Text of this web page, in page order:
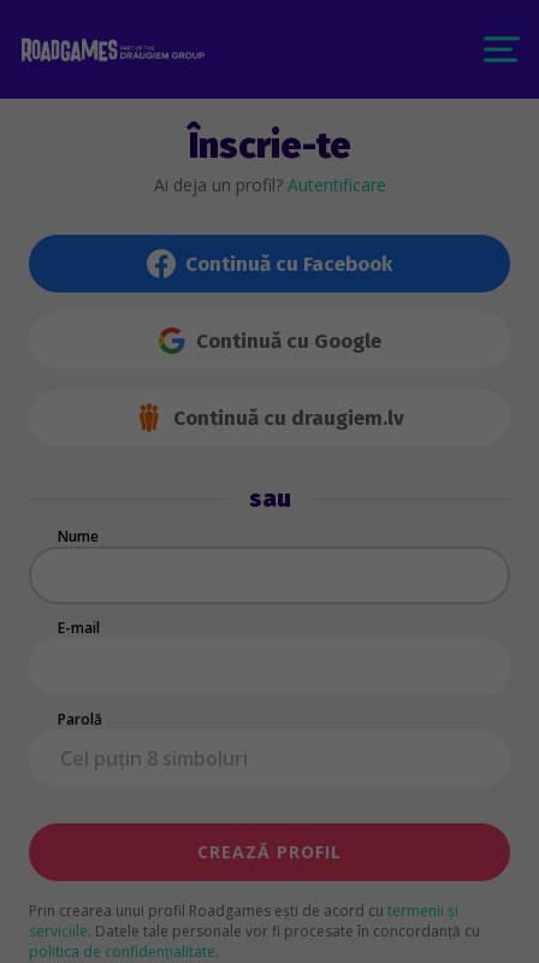
Înscrie-te
Ai deja un profil? Autentificare
Continuă cu Facebook
Continuă cu Google
Continuă cu draugiem.lv
sau
Nume
E-mail
Parolă
CREAZĂ PROFIL
Prin crearea unui profil Roadgames ești de acord cu termenii și
serviciile. Datele tale personale vor fi procesate în concordanță cu
politica de confidențialitate.